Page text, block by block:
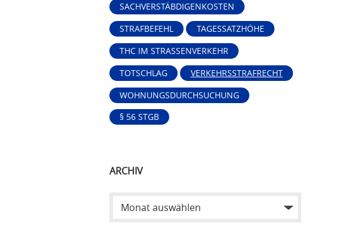
SACHVERSTÄBDIGENKOSTEN
STRAFBEFEHL
TAGESSATZHÖHE
THC IM STRASSENVERKEHR
TOTSCHLAG
VERKEHRSSTRAFRECHT
WOHNUNGSDURCHSUCHUNG
§ 56 STGB
ARCHIV